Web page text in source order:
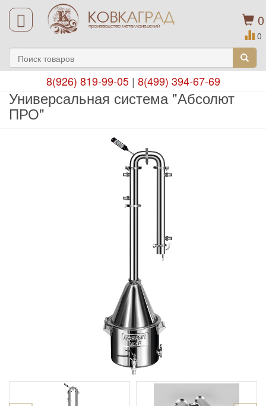
0
0
8(926) 819-99-05| 8(499) 394-67-69
Универсальная система "Абсолют
ПРО"